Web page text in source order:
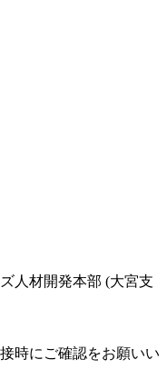
人材開発本部 (大宮支
時にご確認をお願いい